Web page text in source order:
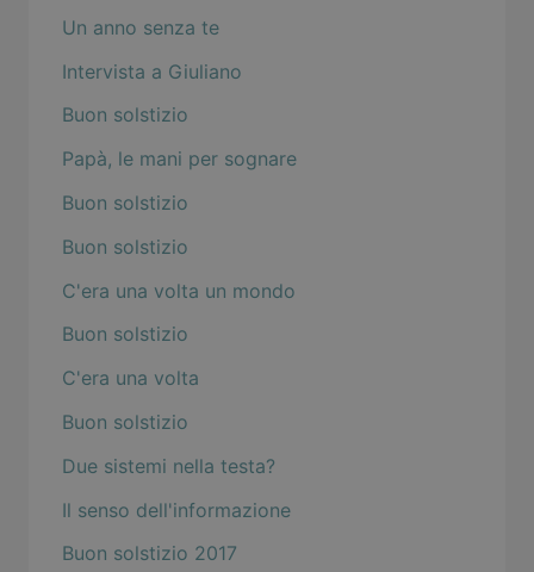
Un anno senza te
Intervista a Giuliano
Buon solstizio
Papà, le mani per sognare
Buon solstizio
Buon solstizio
C'era una volta un mondo
Buon solstizio
C'era una volta
Buon solstizio
Due sistemi nella testa?
Il senso dell'informazione
Buon solstizio 2017